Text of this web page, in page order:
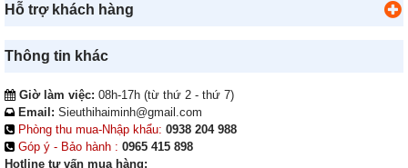
Hỗ trợ khách hàng
Thông tin khác
Giờ làm việc: 08h-17h (từ thứ 2 - thứ 7)
Email: Sieuthihaiminh@gmail.com
Phòng thu mua-Nhập khẩu: 0938 204 988
Góp ý - Bảo hành : 0965 415 898
Hotline tư vấn mua hàng: